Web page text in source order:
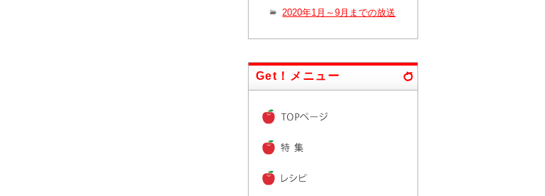
2020年1月～9月までの放送
Get！メニュー